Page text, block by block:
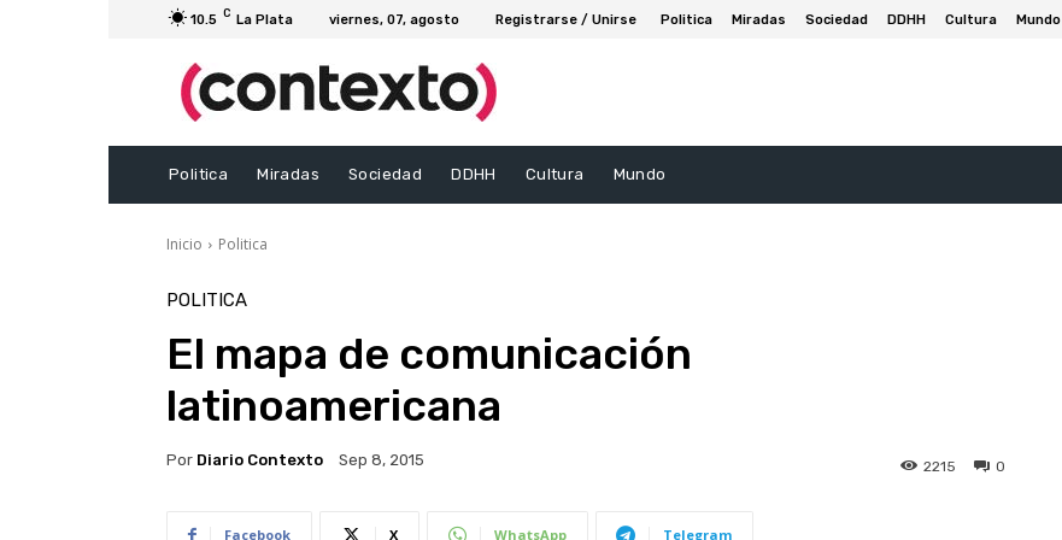
10.5 C La Plata viernes, 07, agosto Registrarse / Unirse Politica Miradas Sociedad DDHH Cultura Mundo
Politica Miradas Sociedad DDHH Cultura Mundo
Inicio Politica
POLITICA
El mapa de comunicación
latinoamericana
Por Diario Contexto Sep 8, 2015 0
2215
Facebook X WhatsApp Telegram